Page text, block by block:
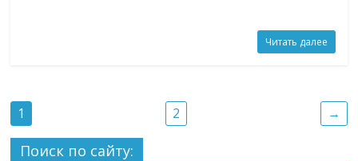
Читать далее
1 2 →
Поиск по сайту: